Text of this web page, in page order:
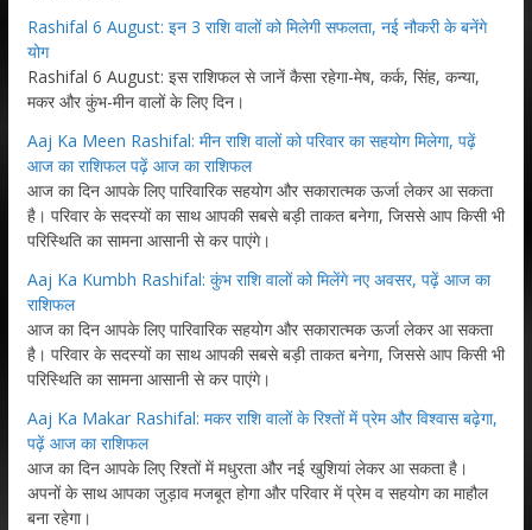
Rashifal 6 August: इन 3 राशि वालों को मिलेगी सफलता, नई नौकरी के बनेंगे
योग
Rashifal 6 August: इस राशिफल से जानें कैसा रहेगा-मेष, कर्क, सिंह, कन्या,
मकर और कुंभ-मीन वालों के लिए दिन।
Aaj Ka Meen Rashifal: मीन राशि वालों को परिवार का सहयोग मिलेगा, पढ़ें
आज का राशिफल पढ़ें आज का राशिफल
आज का दिन आपके लिए पारिवारिक सहयोग और सकारात्मक ऊर्जा लेकर आ सकता
है। परिवार के सदस्यों का साथ आपकी सबसे बड़ी ताकत बनेगा, जिससे आप किसी भी
परिस्थिति का सामना आसानी से कर पाएंगे।
Aaj Ka Kumbh Rashifal: कुंभ राशि वालों को मिलेंगे नए अवसर, पढ़ें आज का
राशिफल
आज का दिन आपके लिए पारिवारिक सहयोग और सकारात्मक ऊर्जा लेकर आ सकता
है। परिवार के सदस्यों का साथ आपकी सबसे बड़ी ताकत बनेगा, जिससे आप किसी भी
परिस्थिति का सामना आसानी से कर पाएंगे।
Aaj Ka Makar Rashifal: मकर राशि वालों के रिश्तों में प्रेम और विश्वास बढ़ेगा,
पढ़ें आज का राशिफल
आज का दिन आपके लिए रिश्तों में मधुरता और नई खुशियां लेकर आ सकता है।
अपनों के साथ आपका जुड़ाव मजबूत होगा और परिवार में प्रेम व सहयोग का माहौल
बना रहेगा।